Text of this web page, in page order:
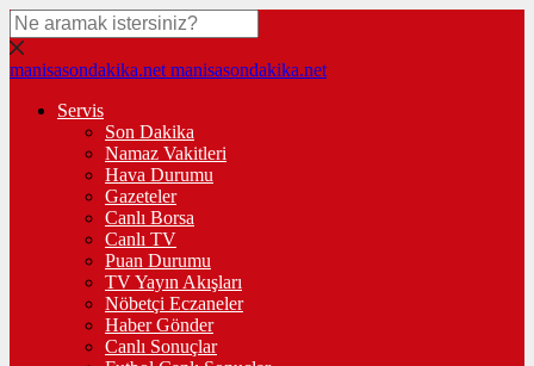
manisasondakika.net manisasondakika.net
Servis
Son Dakika
Namaz Vakitleri
Hava Durumu
Gazeteler
Canlı Borsa
Canlı TV
Puan Durumu
TV Yayın Akışları
Nöbetçi Eczaneler
Haber Gönder
Canlı Sonuçlar